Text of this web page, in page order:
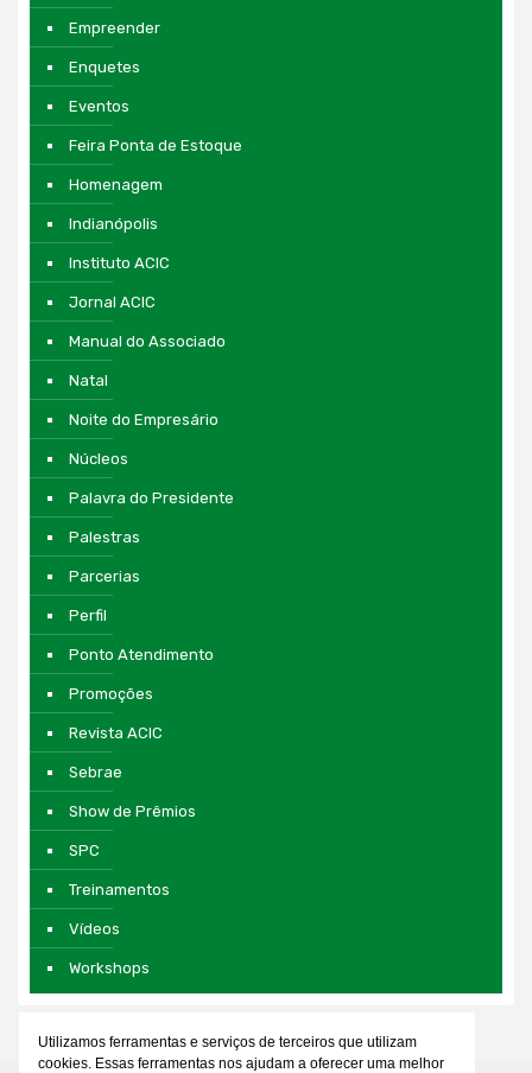
Empreender
Enquetes
Eventos
Feira Ponta de Estoque
Homenagem
Indianópolis
Instituto ACIC
Jornal ACIC
Manual do Associado
Natal
Noite do Empresário
Núcleos
Palavra do Presidente
Palestras
Parcerias
Perfil
Ponto Atendimento
Promoções
Revista ACIC
Sebrae
Show de Prêmios
SPC
Treinamentos
Vídeos
Workshops
Utilizamos ferramentas e serviços de terceiros que utilizam
cookies. Essas ferramentas nos ajudam a oferecer uma melhor